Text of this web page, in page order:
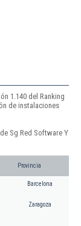
1.140 del Ranking
de instalaciones
Sg Red Software Y
Provincia
Barcelona
Zaragoza